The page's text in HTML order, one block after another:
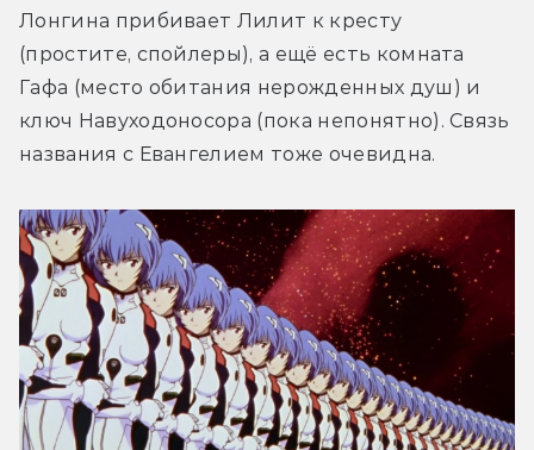
Лонгина прибивает Лилит к кресту
(простите, спойлеры), а ещё есть комната
Гафа (место обитания нерожденных душ) и
ключ Навуходоносора (пока непонятно). Связь
названия с Евангелием тоже очевидна.